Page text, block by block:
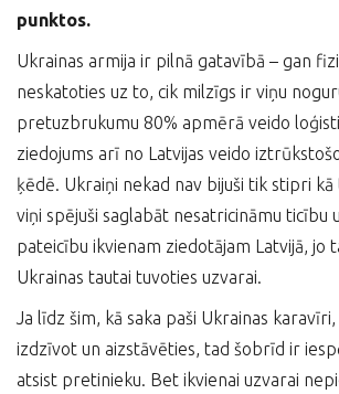
punktos.
Ukrainas armija ir pilnā gatavībā – gan
neskatoties uz to, cik milzīgs ir viņu
pretuzbrukumu 80% apmērā veido
ziedojums arī no Latvijas veido
ķēdē. Ukraiņi nekad nav bijuši tik stipri kā
viņi spējuši saglabāt nesatricināmu ticību
pateicību ikvienam ziedotājam Latvijā, jo
Ukrainas tautai tuvoties uzvarai.
Ja līdz šim, kā saka paši Ukrainas
izdzīvot un aizstāvēties, tad šobrīd ir
atsist pretinieku. Bet ikvienai uzvarai